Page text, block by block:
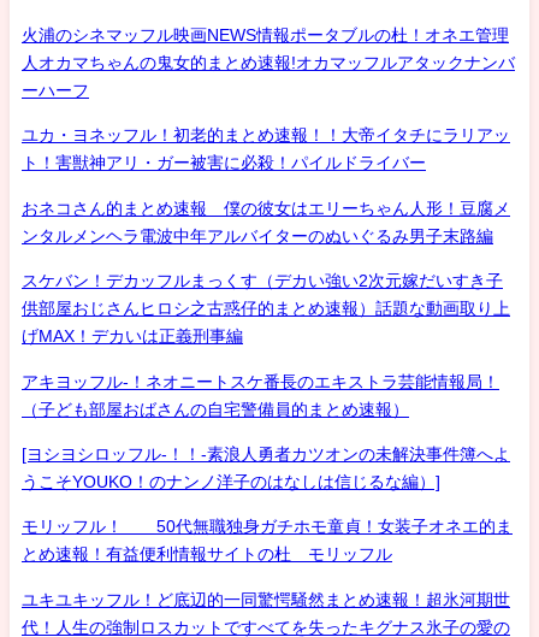
火浦のシネマッフル映画NEWS情報ポータブルの杜！オネエ管理
人オカマちゃんの鬼女的まとめ速報!オカマッフルアタックナンバ
ーハーフ
ユカ・ヨネッフル！初老的まとめ速報！！大帝イタチにラリアッ
ト！害獣神アリ・ガー被害に必殺！パイルドライバー
おネコさん的まとめ速報 僕の彼女はエリーちゃん人形！豆腐メ
ンタルメンヘラ電波中年アルバイターのぬいぐるみ男子末路編
スケバン！デカッフルまっくす（デカい強い2次元嫁だいすき子
供部屋おじさんヒロシ之古惑仔的まとめ速報）話題な動画取り上
げMAX！デカいは正義刑事編
アキヨッフル-！ネオニートスケ番長のエキストラ芸能情報局！
（子ども部屋おばさんの自宅警備員的まとめ速報）
[ヨシヨシロッフル-！！-素浪人勇者カツオンの未解決事件簿へよ
うこそYOUKO！のナンノ洋子のはなしは信じるな編）]
モリッフル！ 50代無職独身ガチホモ童貞！女装子オネエ的ま
とめ速報！有益便利情報サイトの杜 モリッフル
ユキユキッフル！ど底辺的一同驚愕騒然まとめ速報！超氷河期世
代！人生の強制ロスカットですべてを失ったキグナス氷子の愛の